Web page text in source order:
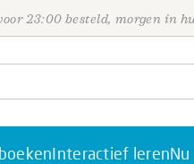
23:00 besteld, morgen in
Interactief leren